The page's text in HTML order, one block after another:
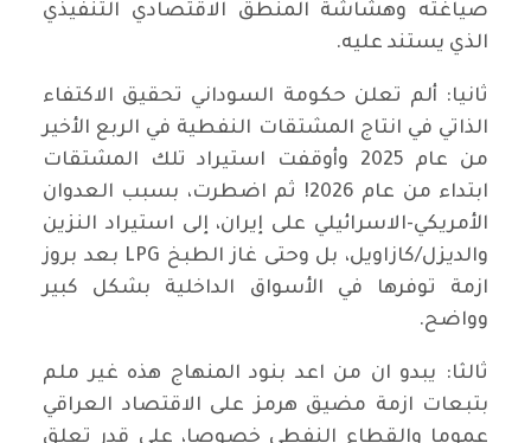
صياغته وهشاشة المنطق الاقتصادي التنفيذي
الذي يستند عليه.
ثانيا: ألم تعلن حكومة السوداني تحقيق الاكتفاء
الذاتي في انتاج المشتقات النفطية في الربع الأخير
من عام 2025 وأوقفت استيراد تلك المشتقات
ابتداء من عام 2026! ثم اضطرت، بسبب العدوان
الأمريكي-الاسرائيلي على إيران، إلى استيراد النزين
والديزل/كازاويل، بل وحتى غاز الطبخ LPG بعد بروز
ازمة توفرها في الأسواق الداخلية بشكل كبير
وواضح.
ثالثا: يبدو ان من اعد بنود المنهاج هذه غير ملم
بتبعات ازمة مضيق هرمز على الاقتصاد العراقي
عموما والقطاع النفطي خصوصا، على قدر تعلق